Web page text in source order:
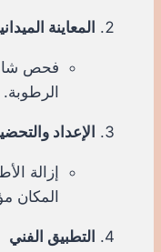
المعاينة
فحص
الرطوبة.
الإعداد
إزالة
المكان
التطبيق الفني